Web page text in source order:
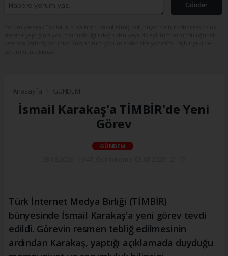
Gönder
Anasayfa GÜNDEM
İsmail Karakaş'a TİMBİR'de Yeni
Görev
GÜNDEM
Türk İnternet Medya Birliği (TİMBİR)
bünyesinde İsmail Karakaş'a yeni görev tevdi
edildi. Görevin resmen tebliğ edilmesinin
ardından Karakaş, yaptığı açıklamada duyduğu